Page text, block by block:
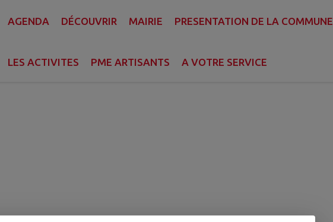
AGENDA DÉCOUVRIR MAIRIE PRESENTATION DE LA COMMUNE
LES ACTIVITES PME ARTISANTS A VOTRE SERVICE